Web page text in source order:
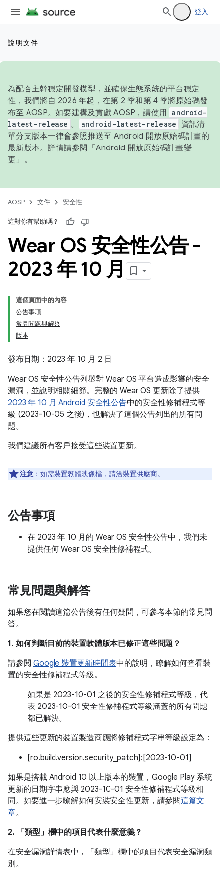
登入
說明文件
為配合主幹穩定開發模型，並確保生態系統的平台穩定
性，我們將自 2026 年起，在第 2 季和第 4 季將原始碼發
布至 AOSP。如要建構及貢獻 AOSP，請使用 android-
latest-release 。 android-latest-release
資訊清
單分支版本一律會參照推送至 Android 開放原始碼計畫的
最新版本。詳情請參閱「 Android 開放原始碼計畫變
更 」。
AOSP 文件 安全性
這對你有幫助嗎？
Wear OS 安全性公告 -
2023 年 10 月
這個頁面中的內容
公告事項
常見問題與解答
版本
發布日期：2023 年 10 月 2 日
Wear OS 安全性公告列舉對 Wear OS 平台造成影響的安全
漏洞，並說明相關細節。完整的 Wear OS 更新除了提供
2023 年 10 月 Android 安全性公告中的安全性修補程式等
級 (2023-10-05 之後)，也解決了這個公告列出的所有問
題。
我們建議所有客戶接受這些裝置更新。
注意 ：如需裝置韌體映像檔，請洽裝置供應商。
公告事項
在 2023 年 10 月的 Wear OS 安全性公告中，我們未
提供任何 Wear OS 安全性修補程式。
常見問題與解答
如果您在閱讀這篇公告後有任何疑問，可參考本節的常見問
答。
1. 如何判斷目前的裝置軟體版本已修正這些問題？
請參閱 Google 裝置更新時間表中的說明，瞭解如何查看裝
置的安全性修補程式等級。
如果是 2023-10-01 之後的安全性修補程式等級，代
表 2023-10-01 安全性修補程式等級涵蓋的所有問題
都已解決。
提供這些更新的裝置製造商應將修補程式字串等級設定為：
[ro.build.version.security_patch]:[2023-10-01]
如果是搭載 Android 10 以上版本的裝置，Google Play 系統
更新的日期字串應與 2023-10-01 安全性修補程式等級相
同。如要進一步瞭解如何安裝安全性更新，請參閱這篇文
章。
2. 「類型」 欄中的項目代表什麼意義？
在安全漏洞詳情表中，「類型」 欄中的項目代表安全漏洞類
別。